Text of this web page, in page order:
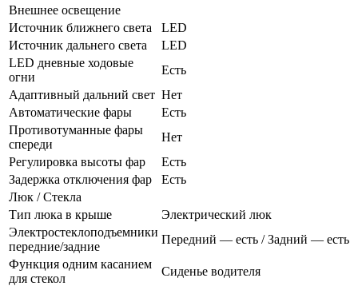
Внешнее освещение
Источник ближнего света
LED
Источник дальнего света
LED
LED дневные ходовые
огни
Есть
Адаптивный дальний свет Нет
Автоматические фары
Есть
Противотуманные фары
спереди
Нет
Регулировка высоты фар
Есть
Задержка отключения фар
Есть
Люк / Стекла
Тип люка в крыше
Электрический люк
Электростеклоподъемники
передние/задние
Передний — есть / Задний — есть
Функция одним касанием
для стекол
Сиденье водителя